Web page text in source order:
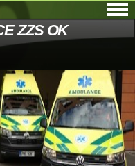
ZZS OK